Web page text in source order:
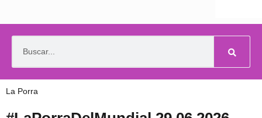
La Porra